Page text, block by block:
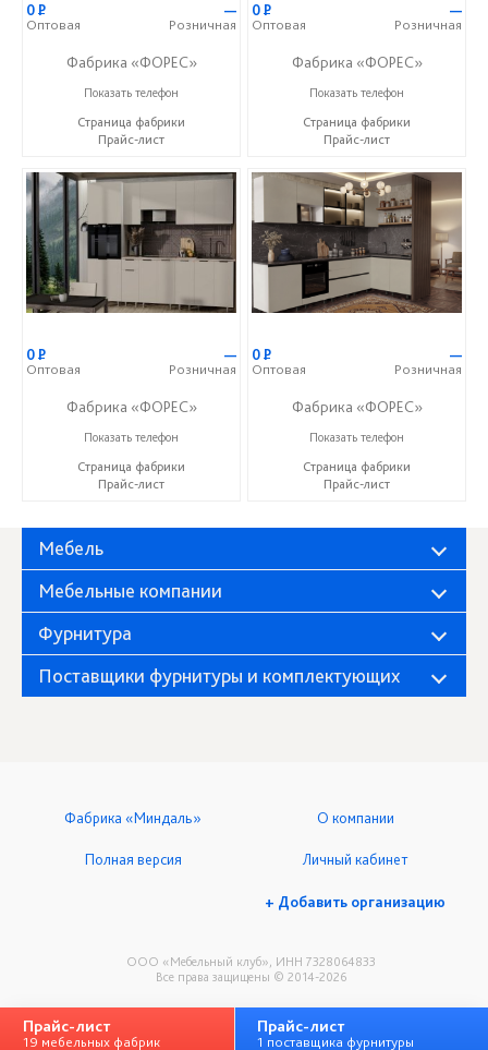
0Р
Оптовая
—
Розничная
Фабрика «ФОРЕС»
+7 (8412) 73-85-16
Показать телефон
Страница фабрики
Прайс-лист
0Р
Оптовая
—
Розничная
Фабрика «ФОРЕС»
+7 (8412) 73-85-16
Показать телефон
Страница фабрики
Прайс-лист
0Р
Оптовая
—
Розничная
Фабрика «ФОРЕС»
+7 (8412) 73-85-16
Показать телефон
Страница фабрики
Прайс-лист
0Р
Оптовая
—
Розничная
Фабрика «ФОРЕС»
+7 (8412) 73-85-16
Показать телефон
Страница фабрики
Прайс-лист
Мебель
Мебельные компании
Фурнитура
Поставщики фурнитуры и комплектующих
ООО «Мебельный клуб», ИНН 7328064833
Все права защищены © 2014-2026
Фабрика «Миндаль» О компании
Полная версия Личный кабинет
+ Добавить организацию
Прайс-лист
19 мебельных фабрик
Прайс-лист
1 поставщика фурнитуры